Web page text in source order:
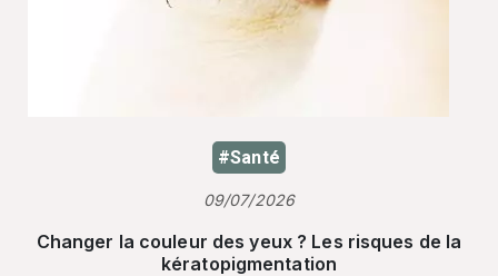
#Santé
09/07/2026
Changer la couleur des yeux ? Les risques de la
kératopigmentation